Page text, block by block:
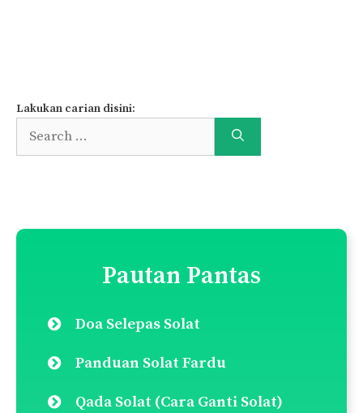
Lakukan carian disini:
Search
for:
Pautan Pantas
Doa Selepas Solat
Panduan Solat Fardu
Qada Solat (Cara Ganti Solat)